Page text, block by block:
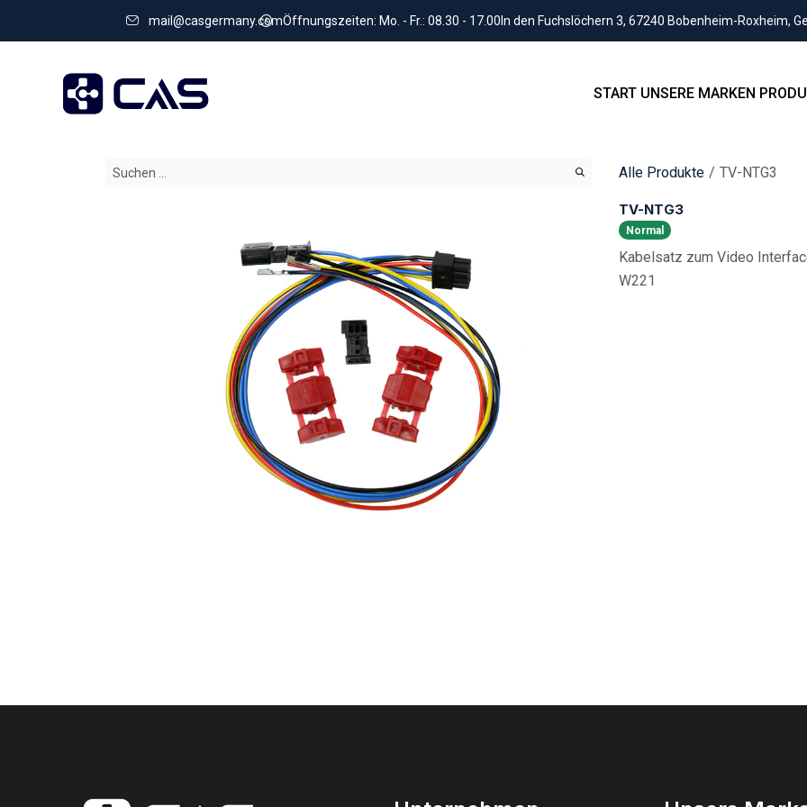
mail@casgermany.comÖffnungszeiten: Mo. - Fr.: 08.30 - 17.00 In den Fuchslöchern 3, 67240 Bobenheim-Roxheim,
START UNSERE MARKEN
Alle Produkte TV-NTG3
TV-NTG3
Normal
Kabelsatz zum Video
W221